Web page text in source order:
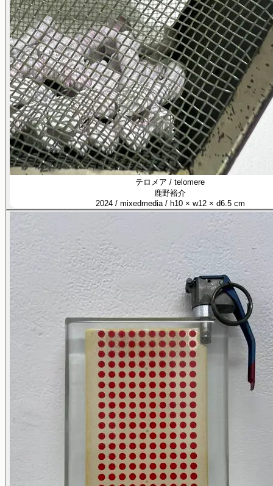
テロメア / telomere
鹿野裕介
2024 / mixedmedia / h10 × w12 × d6.5 cm